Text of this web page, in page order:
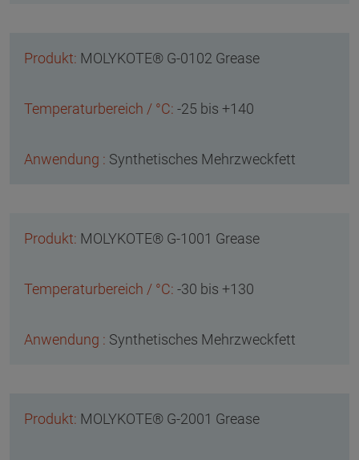
MOLYKOTE® G-0102 Grease
-25 bis +140
Synthetisches Mehrzweckfett
MOLYKOTE® G-1001 Grease
-30 bis +130
Synthetisches Mehrzweckfett
MOLYKOTE® G-2001 Grease